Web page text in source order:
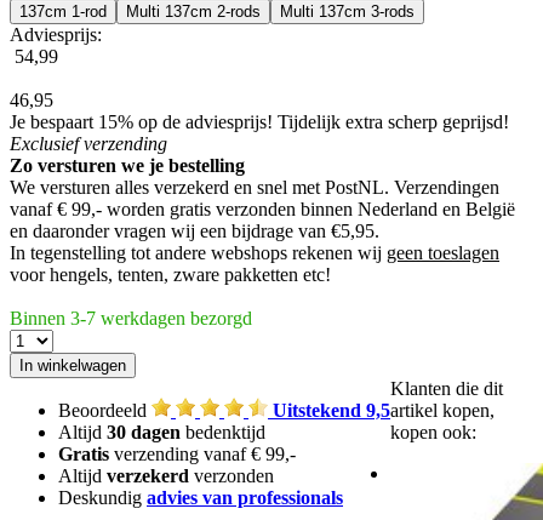
137cm 1-rod Multi 137cm 2-rods Multi 137cm 3-rods
Adviesprijs:
54,99
46,95
Je bespaart 15% op de adviesprijs! Tijdelijk extra scherp geprijsd!
Exclusiefverzending
Zo versturen we je bestelling
We versturen alles verzekerd en snel met PostNL. Verzendingen
vanaf € 99,- worden gratis verzonden binnen Nederland en België
en daaronder vragen wij een bijdrage van €5,95.
In tegenstelling tot andere webshops rekenen wij geen toeslagen
voor hengels, tenten, zware pakketten etc!
Binnen 3-7 werkdagen bezorgd
Beoordeeld
Uitstekend 9,5
Altijd 30 dagen bedenktijd
Gratis verzending vanaf € 99,-
Altijd verzekerd verzonden
Deskundig advies van professionals
Klanten die dit
artikel kopen,
kopen ook: